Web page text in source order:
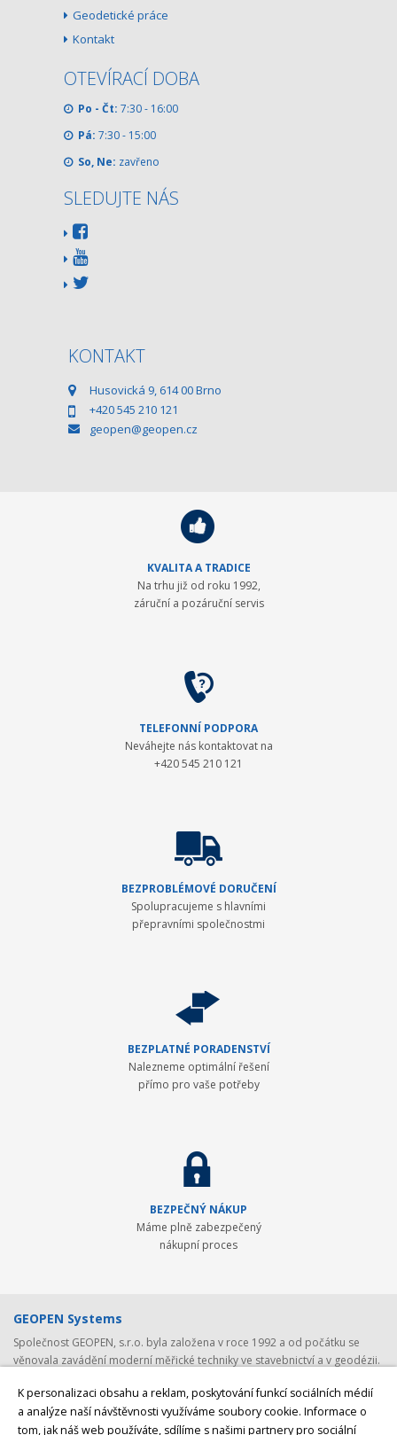
Geodetické práce
Kontakt
OTEVÍRACÍ DOBA
Po - Čt: 7:30 - 16:00
Pá: 7:30 - 15:00
So, Ne: zavřeno
SLEDUJTE NÁS
KONTAKT
Husovická 9, 614 00 Brno
+420 545 210 121
geopen@geopen.cz
K personalizaci obsahu a reklam, poskytování funkcí sociálních médií
a analýze naší návštěvnosti využíváme soubory cookie. Informace o
tom, jak náš web používáte, sdílíme s našimi partnery pro sociální
KVALITA A TRADICE
Na trhu již od roku 1992,
záruční a pozáruční servis
TELEFONNÍ PODPORA
Neváhejte nás kontaktovat na
+420 545 210 121
BEZPROBLÉMOVÉ DORUČENÍ
Spolupracujeme s hlavními
přepravními společnostmi
BEZPLATNÉ PORADENSTVÍ
Nalezneme optimální řešení
přímo pro vaše potřeby
BEZPEČNÝ NÁKUP
Máme plně zabezpečený
nákupní proces
GEOPEN Systems
Společnost GEOPEN, s.r.o. byla založena v roce 1992 a od počátku se
věnovala zavádění moderní měřické techniky ve stavebnictví a v geodézii.
přední japonský výrobce (nejen) geodetické techniky. Postupem času byla
nabídka rozšířena o spolehlivá laserová zařízení Laser Alignment a
Mikrofyn. S rozvojem satelitních systémů jsme v roce 2008 navázali